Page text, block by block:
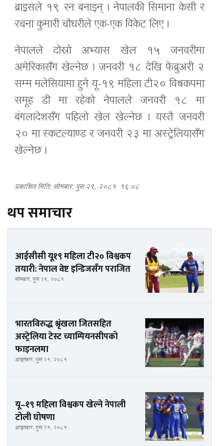
ब्राइसले १९ रन बनाइन् । नेपालकी सिमाना केसी र
रचना कुमारी चौधरीले एक-एक विकेट लिए ।
नेपालले दोस्रो अभ्यास खेल १५ जनवरीमा
अमेरिकासँग खेल्नेछ । जनवरी १८ देखि फेब्रुअरी २
सम्म मलेसियामा हुने यू-१९ महिला टी२० विश्वकपमा
समूह डी मा रहेको नेपालले जनवरी १८ मा
बंगलादेशसँग पहिलो खेल खेल्नेछ । यस्तै जनवरी
२० मा स्कटल्याण्ड र जनवरी २३ मा अस्ट्रेलियासँग
खेल्नेछ ।
प्रकाशित मिति: सोमबार, पुस २९, २०८१ १६:०८
थप समाचार
आईसीसी यू१९ महिला टी२० विश्वकप
तयारी: नेपाल वेष्ट इन्डिजसँग पराजित
सोमबार, पुस २९, २०८१
भारतविरुद्ध श्रृंखला जितसहित
अस्ट्रेलिया टेस्ट च्याम्पियनसीपको
फाइनलमा
आइतबार, पुस २१, २०८१
यू–१९ महिला विश्वकप खेल्ने नेपाली
टोली घोषणा
आइतबार, पुस २१, २०८१